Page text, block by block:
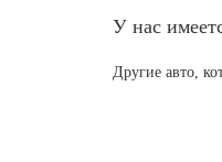
У нас
Другие авто,